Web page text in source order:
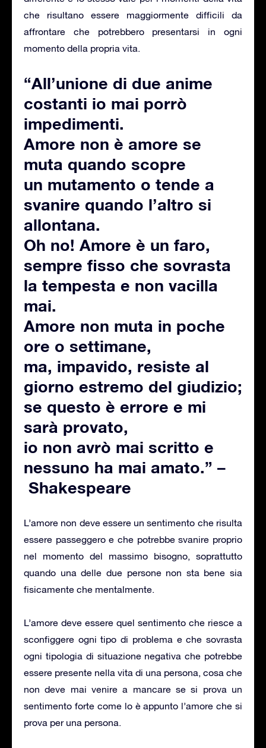
che risultano essere maggiormente difficili da
affrontare che potrebbero presentarsi in ogni
momento della propria vita.
“All’unione di due anime
costanti io mai porrò
impedimenti.
Amore non è amore se
muta quando scopre
un mutamento o tende a
svanire quando l’altro si
allontana.
Oh no! Amore è un faro,
sempre fisso che sovrasta
la tempesta e non vacilla
mai.
Amore non muta in poche
ore o settimane,
ma, impavido, resiste al
giorno estremo del giudizio;
se questo è errore e mi
sarà provato,
io non avrò mai scritto e
nessuno ha mai amato.” –
Shakespeare
L’amore non deve essere un sentimento che risulta
essere passeggero e che potrebbe svanire proprio
nel momento del massimo bisogno, soprattutto
quando una delle due persone non sta bene sia
fisicamente che mentalmente.
L’amore deve essere quel sentimento che riesce a
sconfiggere ogni tipo di problema e che sovrasta
ogni tipologia di situazione negativa che potrebbe
essere presente nella vita di una persona, cosa che
non deve mai venire a mancare se si prova un
sentimento forte come lo è appunto l’amore che si
prova per una persona.